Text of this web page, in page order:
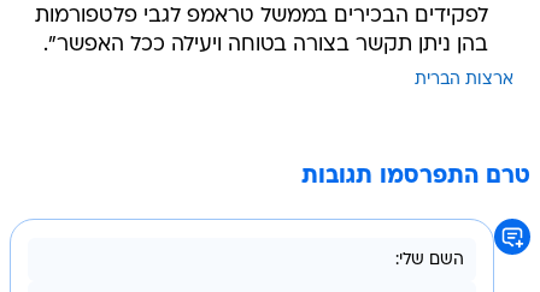
לפקידים הבכירים בממשל טראמפ לגבי פלטפורמות
בהן ניתן תקשר בצורה בטוחה ויעילה ככל האפשר".
ארצות הברית
טרם התפרסמו תגובות